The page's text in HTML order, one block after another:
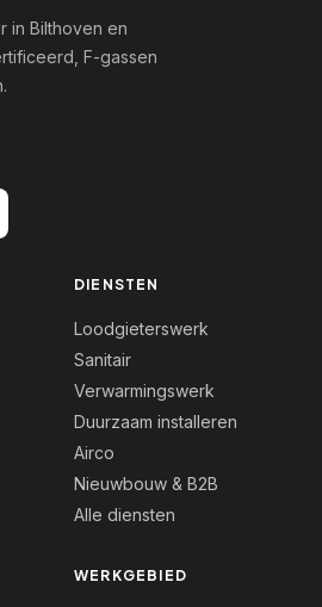
in Bilthoven en
F-gassen
DIENSTEN
Loodgieterswerk
Sanitair
Verwarmingswerk
Duurzaam installeren
Airco
Nieuwbouw & B2B
Alle diensten
WERKGEBIED